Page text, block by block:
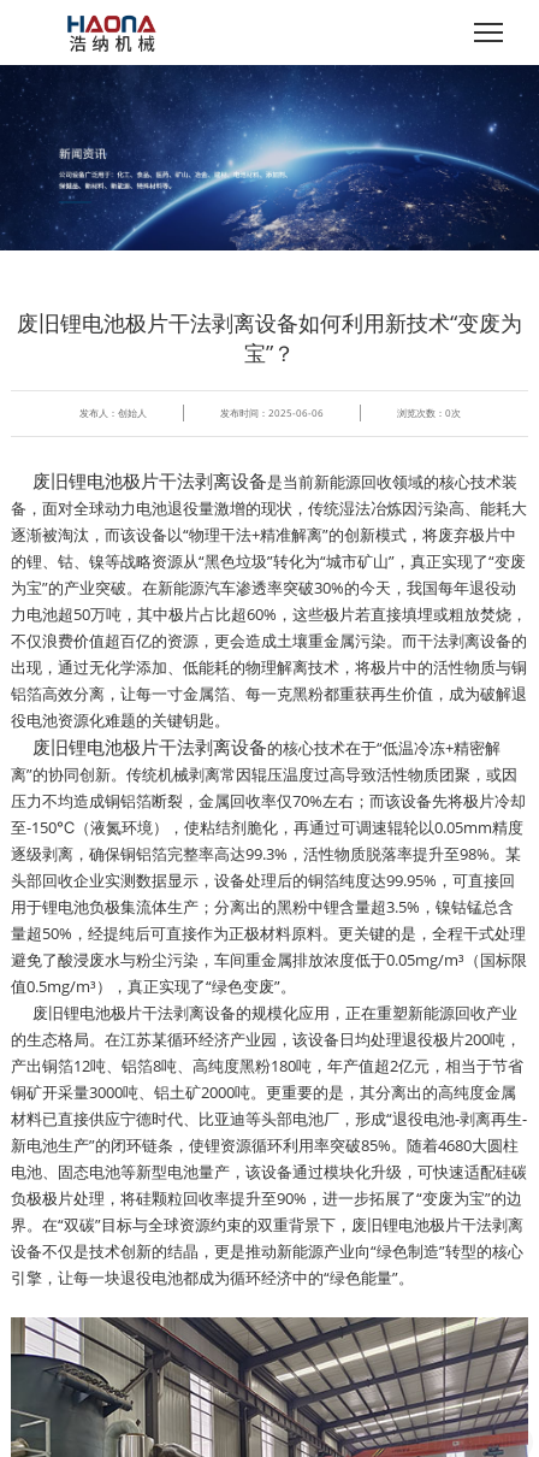
废旧锂电池极片干法剥离设备如何利用新技术“变废为
宝”？​
发布人：创始人 发布时间：2025-06-06 浏览次数： 0次
废旧锂电池极片干法剥离设备是当前新能源回收领域的核心技术装
备，面对全球动力电池退役量激增的现状，传统湿法冶炼因污染高、能耗大
逐渐被淘汰，而该设备以“物理干法+精准解离”的创新模式，将废弃极片中
的锂、钴、镍等战略资源从“黑色垃圾”转化为“城市矿山”，真正实现了“变废
为宝”的产业突破。在新能源汽车渗透率突破30%的今天，我国每年退役动
力电池超50万吨，其中极片占比超60%，这些极片若直接填埋或粗放焚烧，
不仅浪费价值超百亿的资源，更会造成土壤重金属污染。而干法剥离设备的
出现，通过无化学添加、低能耗的物理解离技术，将极片中的活性物质与铜
铝箔高效分离，让每一寸金属箔、每一克黑粉都重获再生价值，成为破解退
役电池资源化难题的关键钥匙。
废旧锂电池极片干法剥离设备的核心技术在于“低温冷冻+精密解
离”的协同创新。传统机械剥离常因辊压温度过高导致活性物质团聚，或因
压力不均造成铜铝箔断裂，金属回收率仅70%左右；而该设备先将极片冷却
至-150℃（液氮环境），使粘结剂脆化，再通过可调速辊轮以0.05mm精度
逐级剥离，确保铜铝箔完整率高达99.3%，活性物质脱落率提升至98%。某
头部回收企业实测数据显示，设备处理后的铜箔纯度达99.95%，可直接回
用于锂电池负极集流体生产；分离出的黑粉中锂含量超3.5%，镍钴锰总含
量超50%，经提纯后可直接作为正极材料原料。更关键的是，全程干式处理
避免了酸浸废水与粉尘污染，车间重金属排放浓度低于0.05mg/m³（国标限
值0.5mg/m³），真正实现了“绿色变废”。
废旧锂电池极片干法剥离设备的规模化应用，正在重塑新能源回收产业
的生态格局。在江苏某循环经济产业园，该设备日均处理退役极片200吨，
产出铜箔12吨、铝箔8吨、高纯度黑粉180吨，年产值超2亿元，相当于节省
铜矿开采量3000吨、铝土矿2000吨。更重要的是，其分离出的高纯度金属
材料已直接供应宁德时代、比亚迪等头部电池厂，形成“退役电池-剥离再生-
新电池生产”的闭环链条，使锂资源循环利用率突破85%。随着4680大圆柱
电池、固态电池等新型电池量产，该设备通过模块化升级，可快速适配硅碳
负极极片处理，将硅颗粒回收率提升至90%，进一步拓展了“变废为宝”的边
界。在“双碳”目标与全球资源约束的双重背景下，废旧锂电池极片干法剥离
设备不仅是技术创新的结晶，更是推动新能源产业向“绿色制造”转型的核心
引擎，让每一块退役电池都成为循环经济中的“绿色能量”。